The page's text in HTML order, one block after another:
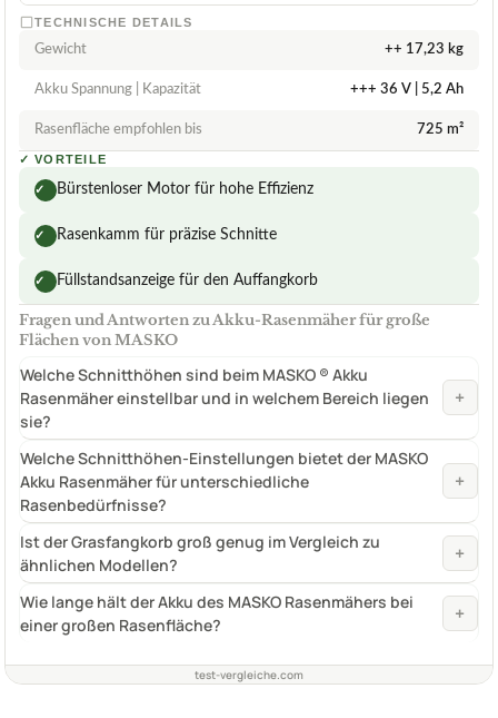
TECHNISCHE DETAILS
Gewicht ++ 17,23 kg
Akku Spannung | Kapazität +++ 36 V | 5,2 Ah
Rasenfläche empfohlen bis 725 m²
✓ VORTEILE
✓ Bürstenloser Motor für hohe Effizienz
✓ Rasenkamm für präzise Schnitte
✓ Füllstandsanzeige für den Auffangkorb
Fragen und Antworten zu Akku-Rasenmäher für große
Flächen von MASKO
Welche Schnitthöhen sind beim MASKO ® Akku
Rasenmäher einstellbar und in welchem Bereich liegen
sie?
+
Welche Schnitthöhen-Einstellungen bietet der MASKO
Akku Rasenmäher für unterschiedliche
Rasenbedürfnisse?
+
Ist der Grasfangkorb groß genug im Vergleich zu
ähnlichen Modellen?
+
Wie lange hält der Akku des MASKO Rasenmähers bei
einer großen Rasenfläche?
+
test-vergleiche.com